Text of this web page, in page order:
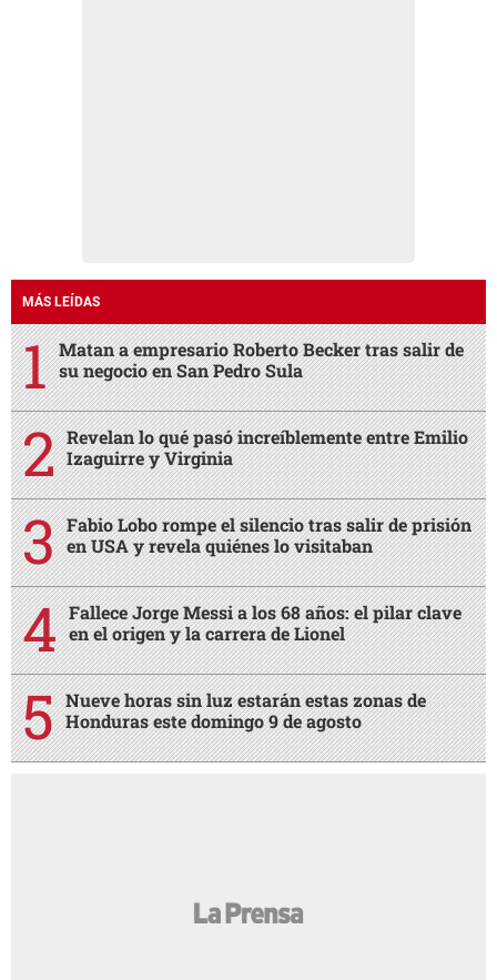
MÁS LEÍDAS
Matan a empresario Roberto Becker tras salir de
su negocio en San Pedro Sula
Revelan lo qué pasó increíblemente entre Emilio
Izaguirre y Virginia
Fabio Lobo rompe el silencio tras salir de prisión
en USA y revela quiénes lo visitaban
Fallece Jorge Messi a los 68 años: el pilar clave
en el origen y la carrera de Lionel
Nueve horas sin luz estarán estas zonas de
Honduras este domingo 9 de agosto